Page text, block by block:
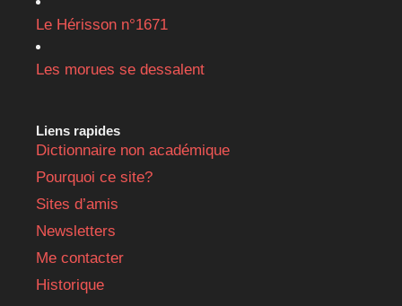
Le Hérisson n°1671
Les morues se dessalent
Liens rapides
Dictionnaire non académique
Pourquoi ce site?
Sites d’amis
Newsletters
Me contacter
Historique